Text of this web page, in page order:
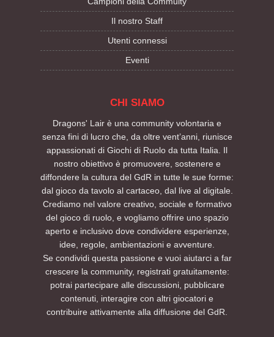
Il nostro Staff
Utenti connessi
Eventi
CHI SIAMO
Dragons' Lair è una community volontaria e
senza fini di lucro che, da oltre vent’anni, riunisce
appassionati di Giochi di Ruolo da tutta Italia. Il
nostro obiettivo è promuovere, sostenere e
diffondere la cultura del GdR in tutte le sue forme:
dal gioco da tavolo al cartaceo, dal live al digitale.
Crediamo nel valore creativo, sociale e formativo
del gioco di ruolo, e vogliamo offrire uno spazio
aperto e inclusivo dove condividere esperienze,
idee, regole, ambientazioni e avventure.
Se condividi questa passione e vuoi aiutarci a far
crescere la community, registrati gratuitamente:
potrai partecipare alle discussioni, pubblicare
contenuti, interagire con altri giocatori e
contribuire attivamente alla diffusione del GdR.